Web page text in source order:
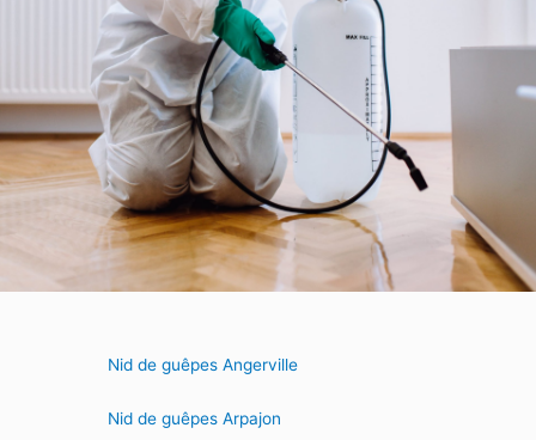
Nid de guêpes Angerville
Nid de guêpes Arpajon